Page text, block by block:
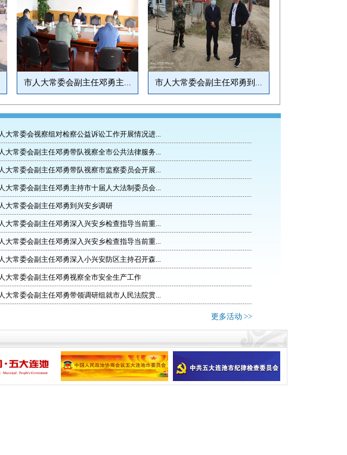
市人大常委会副主任邓勇主... 市人大常委会副主任邓勇到...
大常委会视察组对检察公益诉讼工作开展情况进...
大常委会副主任邓勇带队视察全市公共法律服务...
大常委会副主任邓勇带队视察市监察委员会开展...
大常委会副主任邓勇主持市十届人大法制委员会...
大常委会副主任邓勇到兴安乡调研
大常委会副主任邓勇深入兴安乡检查指导当前重...
大常委会副主任邓勇深入兴安乡检查指导当前重...
大常委会副主任邓勇深入小兴安防区主持召开森...
大常委会副主任邓勇视察全市安全生产工作
大常委会副主任邓勇带领调研组就市人民法院贯...
更多活动 >>